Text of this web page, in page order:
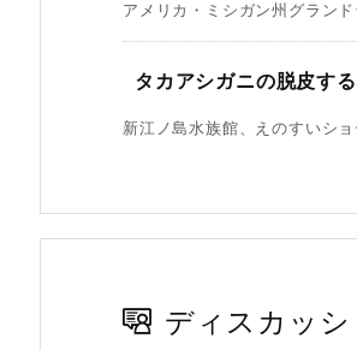
アメリカ・ミシガン州グラン
タカアシガニの脱皮す
新江ノ島水族館、えのすいシ
ディスカッシ